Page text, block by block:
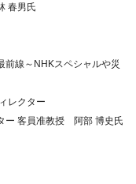
春男氏
前線～NHKスペシャルや災
レクター
ー 客員准教授 阿部 博史氏